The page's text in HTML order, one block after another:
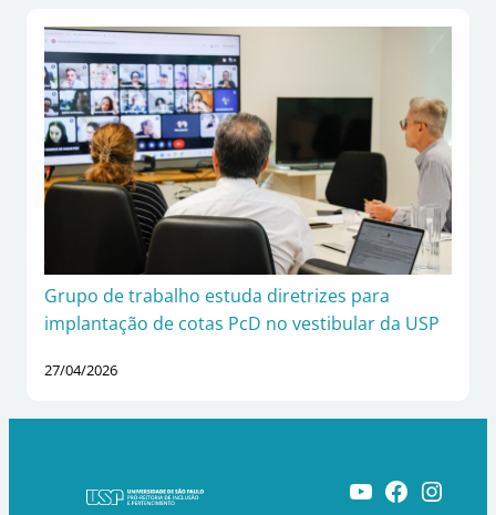
Grupo de trabalho estuda diretrizes para
implantação de cotas PcD no vestibular da USP
27/04/2026
Youtube Facebook Instagram